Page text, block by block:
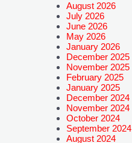
August 2026
July 2026
June 2026
May 2026
January 2026
December 2025
November 2025
February 2025
January 2025
December 2024
November 2024
October 2024
September 2024
August 2024